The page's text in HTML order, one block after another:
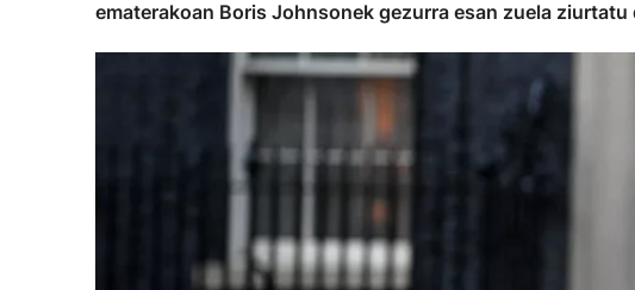
ematerakoan Boris Johnsonek gezurra esan zuela ziurtatu